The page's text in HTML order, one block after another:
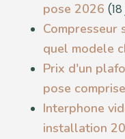
pose 2026
Compresseur
quel modele
Prix d'un
pose comprise
Interphone
installation